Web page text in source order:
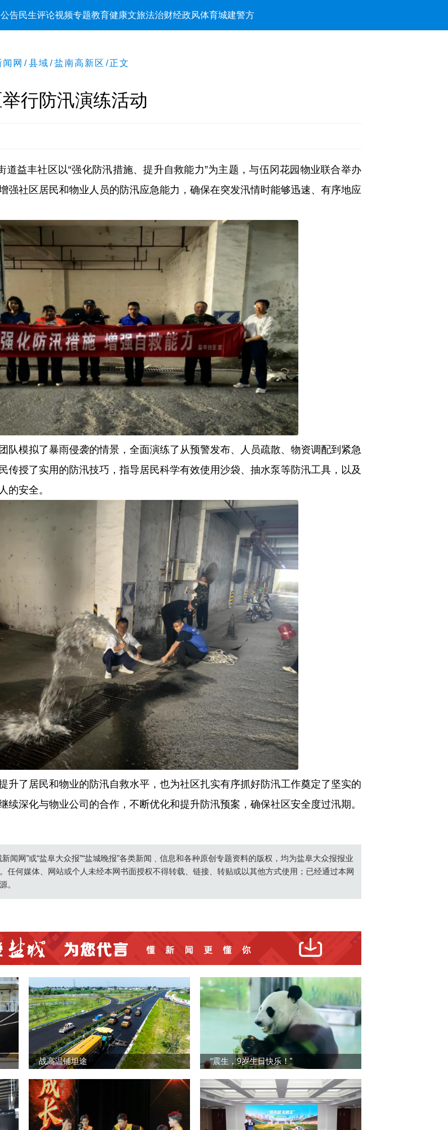
公告民生评论视频专题教育健康文旅法治财经政风体育城建警方
网 / 县域 / 盐南高新区 /正文
行防汛演练活动
道益丰社区以“强化防汛措施、提升自救能力”为主题，与伍冈花园物业联合举办
强社区居民和物业人员的防汛应急能力，确保在突发汛情时能够迅速、有序地应
队模拟了暴雨侵袭的情景，全面演练了从预警发布、人员疏散、物资调配到紧急
传授了实用的防汛技巧，指导居民科学有效使用沙袋、抽水泵等防汛工具，以及
的安全。
升了居民和物业的防汛自救水平，也为社区扎实有序抓好防汛工作奠定了坚实的
续深化与物业公司的合作，不断优化和提升防汛预案，确保社区安全度过汛期。
闻网”或“盐阜大众报”“盐城晚报”各类新闻﹑信息和各种原创专题资料的版权，均为盐阜大众报报业
任何媒体、网站或个人未经本网书面授权不得转载、链接、转贴或以其他方式使用；已经通过本网
。
战高温铺坦途 “震生，9岁生日快乐！”